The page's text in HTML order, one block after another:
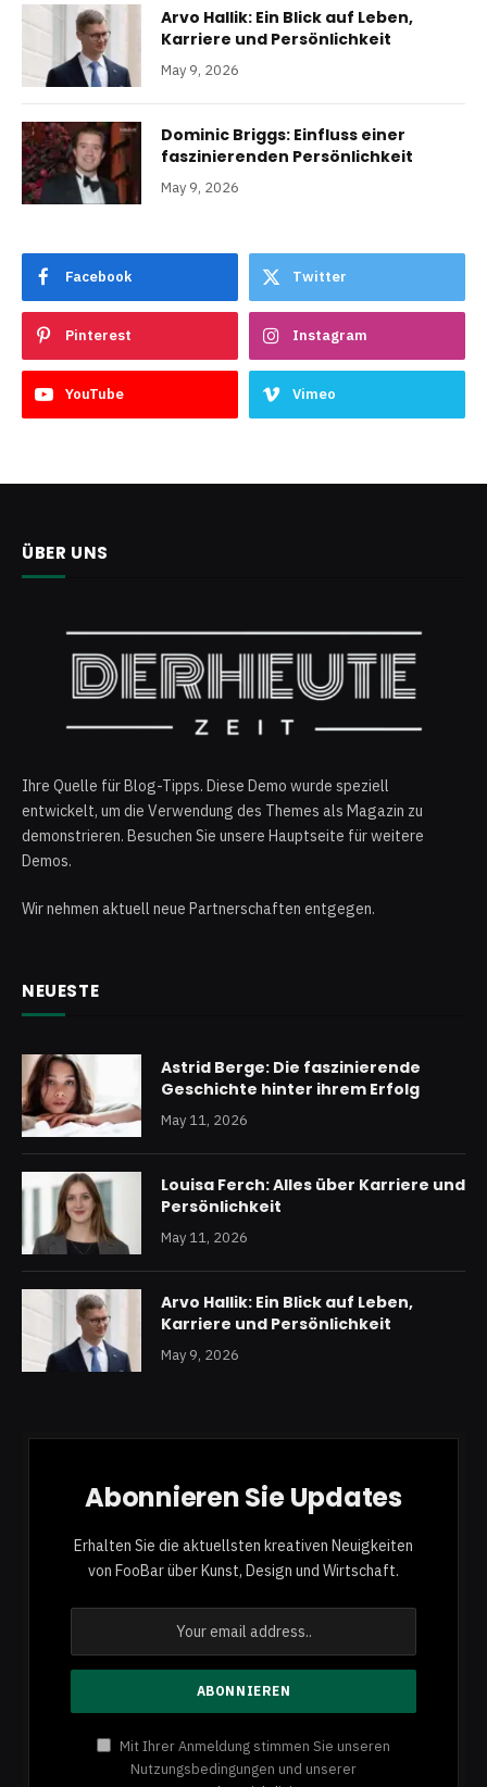
Arvo Hallik: Ein Blick auf Leben,
Karriere und Persönlichkeit
May 9, 2026
Dominic Briggs: Einfluss einer
faszinierenden Persönlichkeit
May 9, 2026
Facebook Twitter
Pinterest Instagram
YouTube Vimeo
ÜBER UNS
Ihre Quelle für Blog-Tipps. Diese Demo wurde speziell
entwickelt, um die Verwendung des Themes als Magazin zu
demonstrieren. Besuchen Sie unsere Hauptseite für weitere
Demos.
Wir nehmen aktuell neue Partnerschaften entgegen.
NEUESTE
Astrid Berge: Die faszinierende
Geschichte hinter ihrem Erfolg
May 11, 2026
Louisa Ferch: Alles über Karriere und
Persönlichkeit
May 11, 2026
Arvo Hallik: Ein Blick auf Leben,
Karriere und Persönlichkeit
May 9, 2026
Abonnieren Sie Updates
Erhalten Sie die aktuellsten kreativen Neuigkeiten
von FooBar über Kunst, Design und Wirtschaft.
Mit Ihrer Anmeldung stimmen Sie unseren
Nutzungsbedingungen und unserer